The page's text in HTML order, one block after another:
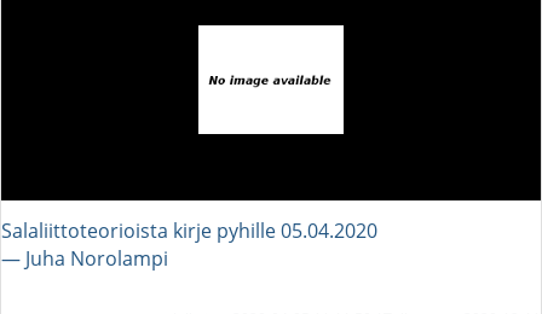
Salaliittoteorioista kirje pyhille 05.04.2020
― Juha Norolampi